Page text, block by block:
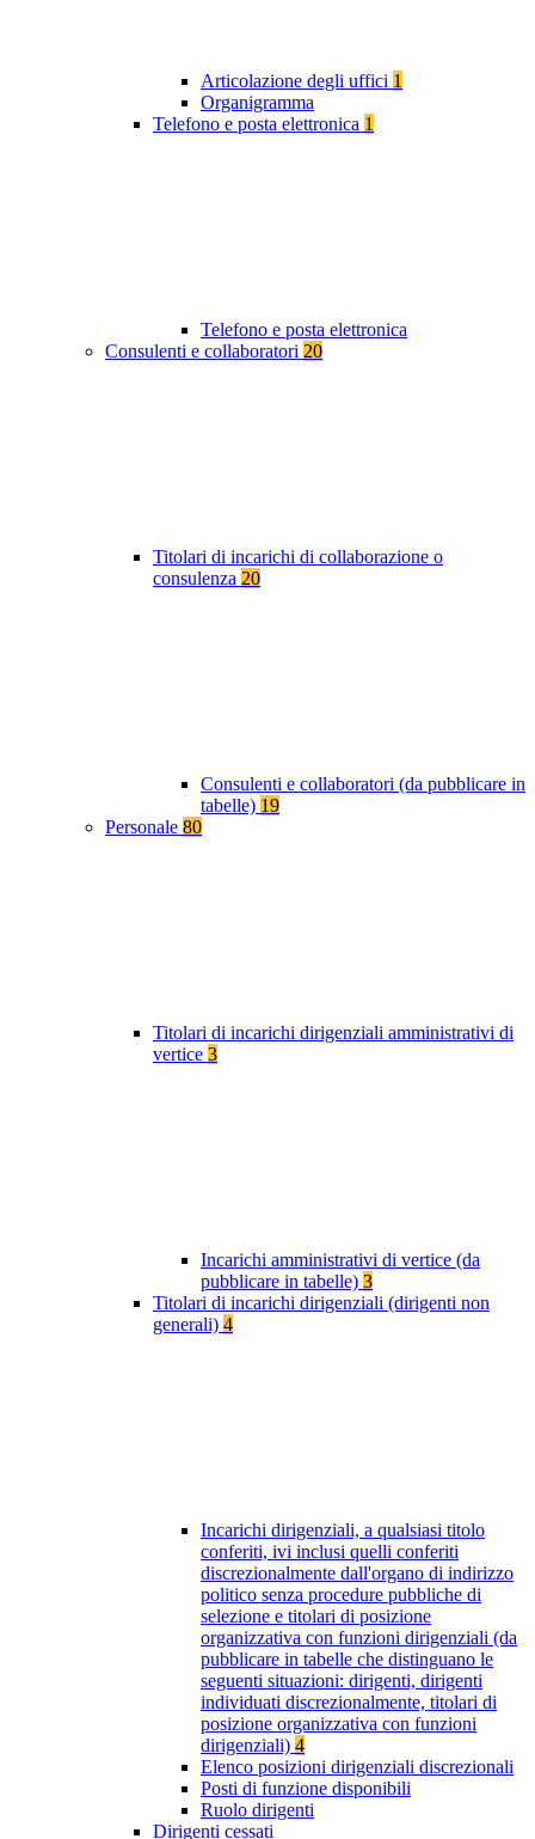
Articolazione degli uffici 1
Organigramma
Telefono e posta elettronica 1
Telefono e posta elettronica
Consulenti e collaboratori 20
Titolari di incarichi di collaborazione o
consulenza 20
Consulenti e collaboratori (da pubblicare in
tabelle) 19
Personale 80
Titolari di incarichi dirigenziali amministrativi di
vertice 3
Incarichi amministrativi di vertice (da
pubblicare in tabelle) 3
Titolari di incarichi dirigenziali (dirigenti non
generali) 4
Incarichi dirigenziali, a qualsiasi titolo
conferiti, ivi inclusi quelli conferiti
discrezionalmente dall'organo di indirizzo
politico senza procedure pubbliche di
selezione e titolari di posizione
organizzativa con funzioni dirigenziali (da
pubblicare in tabelle che distinguano le
seguenti situazioni: dirigenti, dirigenti
individuati discrezionalmente, titolari di
posizione organizzativa con funzioni
dirigenziali) 4
Elenco posizioni dirigenziali discrezionali
Posti di funzione disponibili
Ruolo dirigenti
Dirigenti cessati